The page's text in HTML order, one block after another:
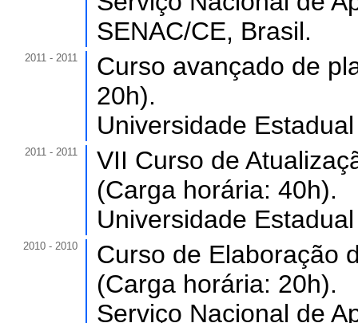
SENAC/CE, Brasil.
2011 - 2011
Curso avançado de
20h).
Universidade
2011 - 2011
VII Curso de
(Carga horária: 40h).
Universidade
2010 - 2010
Curso de Elaboração
(Carga horária: 20h).
Serviço Nacional de